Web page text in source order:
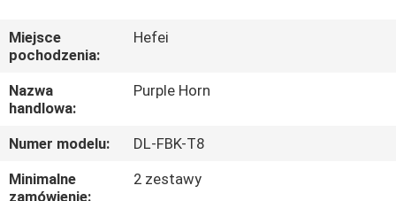
O
NAS
WYCIECZKA
PO
Miejsce
pochodzenia:
Hefei
Nazwa
handlowa:
Purple Horn
Numer modelu:
DL-FBK-T8
Minimalne
zamówienie:
2 zestawy